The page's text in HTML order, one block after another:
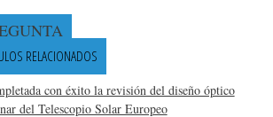
RELACIONADOS
con éxito la revisión del diseño óptico
del Telescopio Solar Europeo